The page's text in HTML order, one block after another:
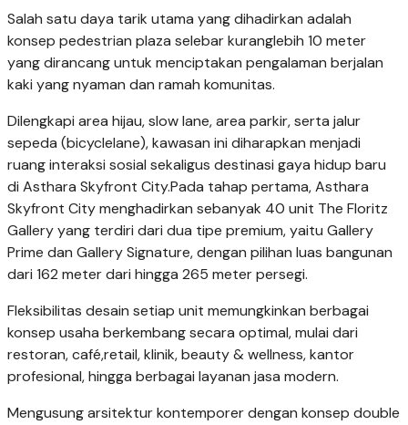
Salah satu daya tarik utama yang dihadirkan adalah
konsep pedestrian plaza selebar kuranglebih 10 meter
yang dirancang untuk menciptakan pengalaman berjalan
kaki yang nyaman dan ramah komunitas.
Dilengkapi area hijau, slow lane, area parkir, serta jalur
sepeda (bicyclelane), kawasan ini diharapkan menjadi
ruang interaksi sosial sekaligus destinasi gaya hidup baru
di Asthara Skyfront City.Pada tahap pertama, Asthara
Skyfront City menghadirkan sebanyak 40 unit The Floritz
Galleryyang terdiri dari dua tipe premium, yaitu Gallery
Prime dan Gallery Signature, dengan pilihan luas bangunan
dari 162 meter dari hingga 265 meter persegi.
Fleksibilitas desain setiap unit memungkinkan berbagai
konsep usaha berkembang secara optimal, mulai dari
restoran, café,retail, klinik, beauty & wellness, kantor
profesional, hingga berbagai layanan jasa modern.
Mengusung arsitektur kontemporer dengan konsep double